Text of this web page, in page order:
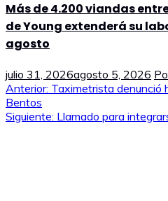
Más de 4.200 viandas
de Young extenderá su
agosto
julio 31, 2026agosto 5, 2026
Navegación
de
Anterior: Taximetrista denunció
Bentos
Siguiente: Llamado para